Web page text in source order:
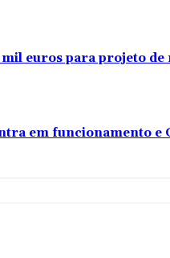
euros para projeto
em funcionamento